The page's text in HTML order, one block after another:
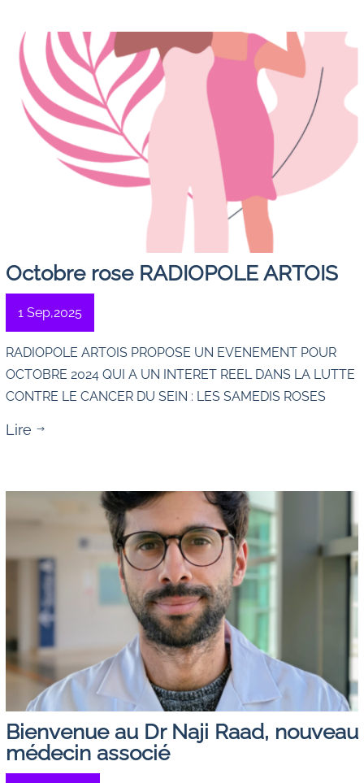
Octobre rose RADIOPOLE ARTOIS
1 Sep,2025
RADIOPOLE ARTOIS PROPOSE UN EVENEMENT POUR
OCTOBRE 2024 QUI A UN INTERET REEL DANS LA LUTTE
CONTRE LE CANCER DU SEIN : LES SAMEDIS ROSES
Lire $
Bienvenue au Dr Naji Raad, nouveau
médecin associé